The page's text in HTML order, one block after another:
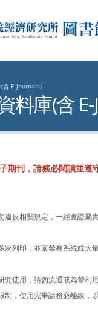
經濟研究
含 E-Journals)
料庫(含
期刊，請務必閱讀並遵
反相關規定，一經查證屬
列印，並嚴禁有系統或大
使用，請勿流通或為營利用
，使用完畢請務必離線，以